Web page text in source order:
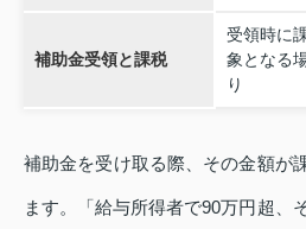
補助金受領と課税
受領時に
象となる
り
補助金を受け取る際、その金額が
ます。「給与所得者で90万円超、